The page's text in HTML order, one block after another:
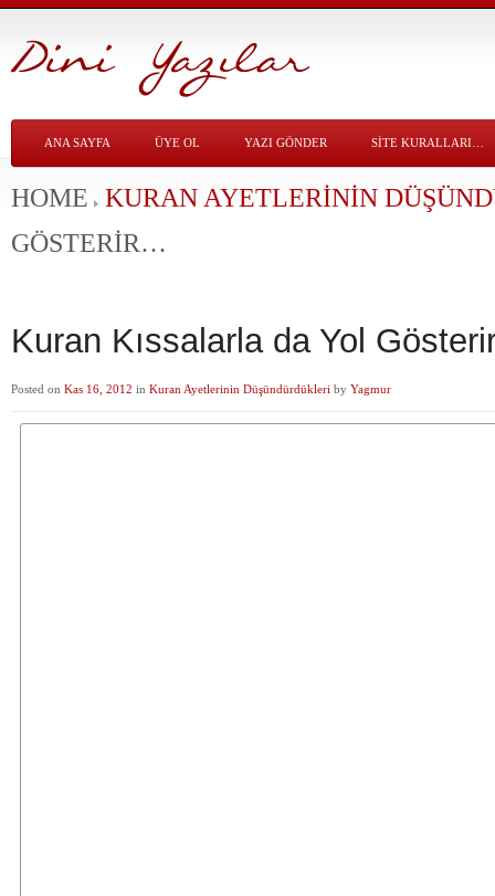
ANA SAYFA ÜYE OL YAZI GÖNDER SITE KURALLARI…
HOME KURAN AYETLERININ
GÖSTERIR…
Kuran Kıssalarla da Yol
Posted on Kas 16, 2012 in Kuran Ayetlerinin Düşündürdükleri by Yagmur